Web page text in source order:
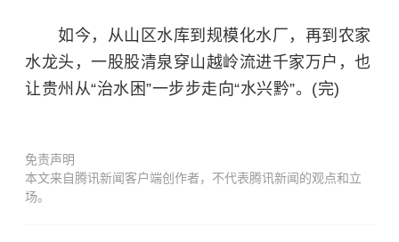
如今，从山区水库到规模化水厂，再到农家
水龙头，一股股清泉穿山越岭流进千家万户，也
让贵州从“治水困”一步步走向“水兴黔”。(完)
免责声明
本文来自腾讯新闻客户端创作者，不代表腾讯新闻的观点和立
场。